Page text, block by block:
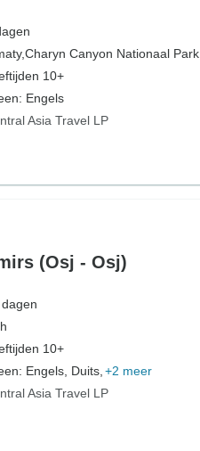
Charyn Canyon Nationaal Park,
10+
Engels
Asia Travel LP
(Osj - Osj)
10+
Engels, Duits, +2 meer
Asia Travel LP